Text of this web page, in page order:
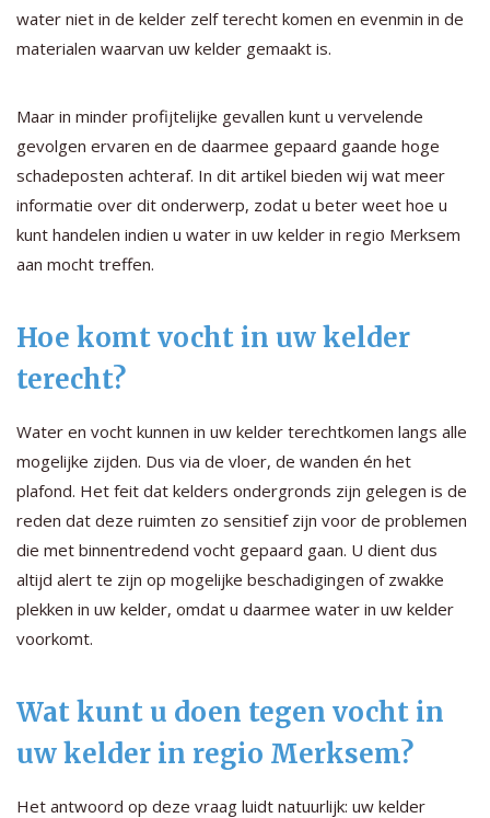
water niet in de kelder zelf terecht komen en evenmin in de
materialen waarvan uw kelder gemaakt is.
Maar in minder profijtelijke gevallen kunt u vervelende
gevolgen ervaren en de daarmee gepaard gaande hoge
schadeposten achteraf. In dit artikel bieden wij wat meer
informatie over dit onderwerp, zodat u beter weet hoe u
kunt handelen indien u water in uw kelder in regio Merksem
aan mocht treffen.
Hoe komt vocht in uw kelder
terecht?
Water en vocht kunnen in uw kelder terechtkomen langs alle
mogelijke zijden. Dus via de vloer, de wanden én het
plafond. Het feit dat kelders ondergronds zijn gelegen is de
reden dat deze ruimten zo sensitief zijn voor de problemen
die met binnentredend vocht gepaard gaan. U dient dus
altijd alert te zijn op mogelijke beschadigingen of zwakke
plekken in uw kelder, omdat u daarmee water in uw kelder
voorkomt.
Wat kunt u doen tegen vocht in
uw kelder in regio Merksem?
Het antwoord op deze vraag luidt natuurlijk: uw kelder